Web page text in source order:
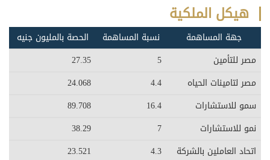
هيكل الملكية
جهة المساهمة نسبة المساهمة
الحصة بالمليون جنيه
مصر للتأمين
5
27.35
مصر لتامينات الحياه
4.4
24.068
سمو للاستشارات
16.4
89.708
نمو للاستشارات
7
38.29
اتحاد العاملين بالشركة
4.3
23.521